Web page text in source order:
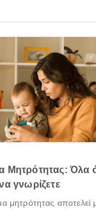
Μητρότητας: Όλα
γνωρίζετε
μητρότητας αποτελεί